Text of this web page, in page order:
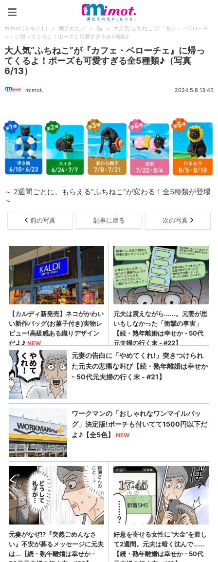
mimot.(ミモット) > 癒されたい > 猫 >
大人気“ふちねこ”が『カフェ・ベローチ
ェ』に帰ってくるよ！ポーズも可愛すぎる全5種類♪
大人気“ふちねこ”が『カフェ・ベローチェ』に帰っ
てくるよ！ポーズも可愛すぎる全5種類♪（写真
6/13）
mimot. 2024.5.8 13:45
～ 2週間ごとに、もらえる“ふちねこ”が変わる！全5種類が登場
～
前の写真 記事に戻る 次の写真